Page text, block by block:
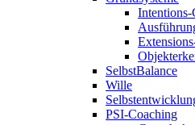
Intentions-
SelbstBalance
Wille
PSI-Coaching